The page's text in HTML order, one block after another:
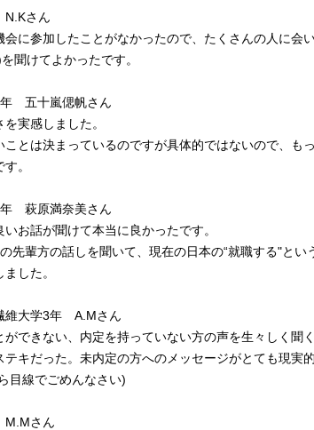
N.Kさん
会に参加したことがなかったので、たくさんの人に会
聞けてよかったです。
年 五十嵐偲帆さん
実感しました。
ことは決まっているのですが具体的ではないので、も
。
年 萩原満奈美さん
いお話が聞けて本当に良かったです。
先輩方の話しを聞いて、現在の日本の“就職する"とい
した。
維大学3年 A.Mさん
ができない、内定を持っていない方の声を生々しく聞
テキだった。未内定の方へのメッセージがとても現実
目線でごめんなさい)
M.Mさん